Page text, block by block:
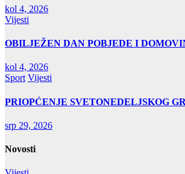
kol 4, 2026
Vijesti
OBILJEŽEN DAN POBJEDE I
kol 4, 2026
Sport Vijesti
PRIOPĆENJE SVETONEDELJSKOG
srp 29, 2026
Novosti